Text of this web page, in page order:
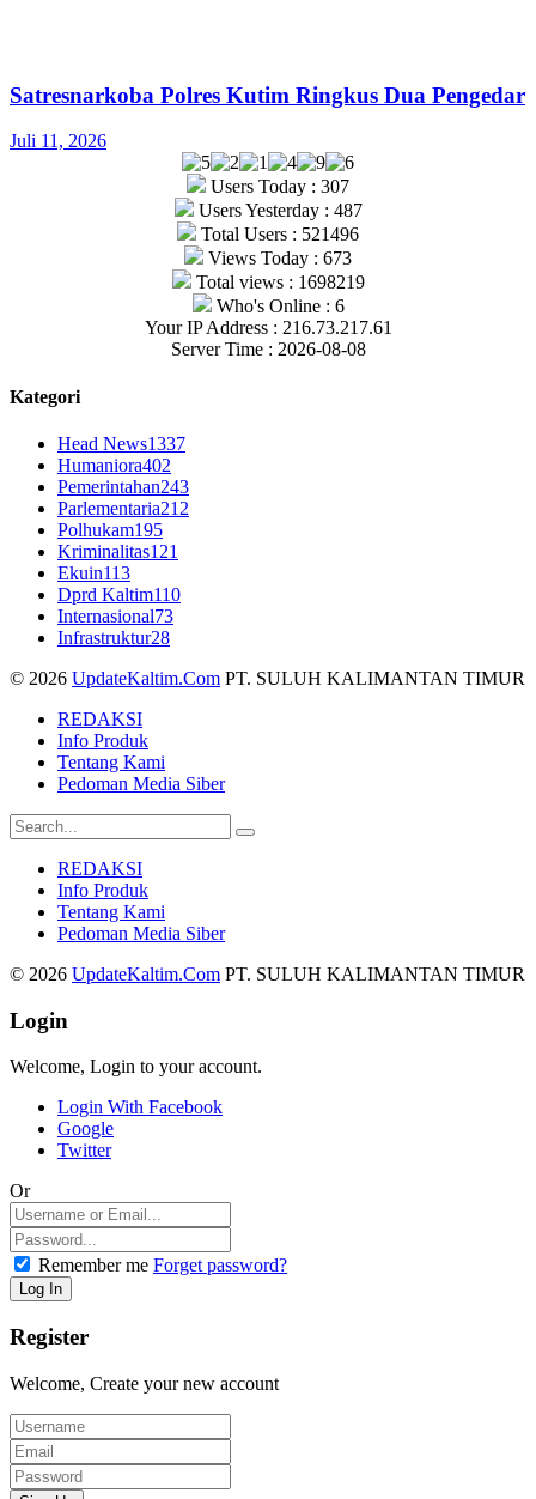
Satresnarkoba Polres Kutim Ringkus Dua Pengedar
Juli 11, 2026
Users Today : 307
Users Yesterday : 487
Total Users : 521496
Views Today : 673
Total views : 1698219
Who's Online : 6
Your IP Address : 216.73.217.61
Server Time : 2026-08-08
Kategori
Head News1337
Humaniora402
Pemerintahan243
Parlementaria212
Polhukam195
Kriminalitas121
Ekuin113
Dprd Kaltim110
Internasional73
Infrastruktur28
© 2026 UpdateKaltim.Com PT. SULUH KALIMANTAN TIMUR
REDAKSI
Info Produk
Tentang Kami
Pedoman Media Siber
REDAKSI
Info Produk
Tentang Kami
Pedoman Media Siber
© 2026 UpdateKaltim.Com PT. SULUH KALIMANTAN TIMUR
Login
Welcome, Login to your account.
Login With Facebook
Google
Twitter
Or
Remember me Forget password?
Register
Welcome, Create your new account